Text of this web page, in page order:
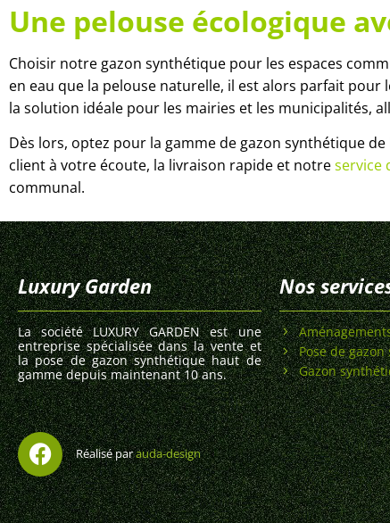
Une pelouse écologique
Choisir notre gazon synthétique pour les espaces
en eau que la pelouse naturelle, il est alors parfait
la solution idéale pour les mairies et les municipalités,
Dès lors, optez pour la gamme de gazon synthétique
client à votre écoute, la livraison rapide et notreservice
communal.
Luxury Garden
La société LUXURY GARDEN est une
entreprise spécialisée dans la vente et
la pose de gazon synthétique haut de
gamme depuis maintenant 10 ans.
Nos
Pose de
Gazon
Réalisé parauda-design